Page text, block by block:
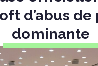
d’abus
dominante